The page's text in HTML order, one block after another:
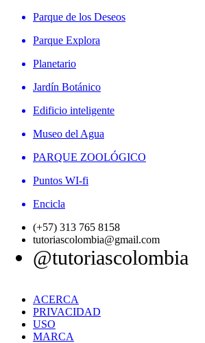
Parque de los Deseos
Parque Explora
Planetario
Jardín Botánico
Edificio inteligente
Museo del Agua
PARQUE ZOOLÓGICO
Puntos WI-fi
Encicla
(+57) 313 765 8158
tutoriascolombia@gmail.com
@tutoriascolombia
ACERCA
PRIVACIDAD
USO
MARCA